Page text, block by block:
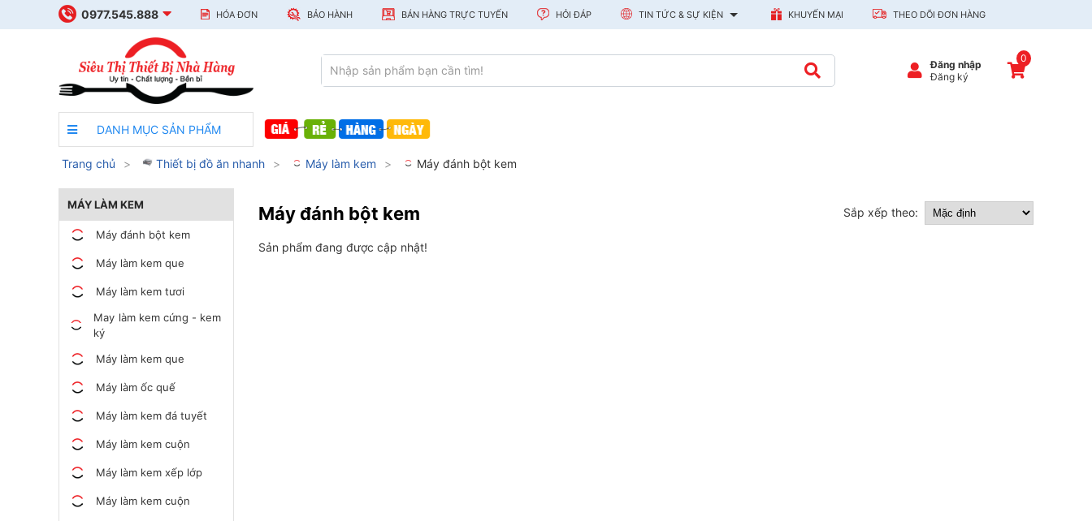
0977.545.888 HÓA ĐƠN BẢO HÀNH BÁN HÀNG TRỰC TUYẾN HỎI ĐÁP TIN TỨC & SỰ KIỆN KHUYẾN MẠI THEO DÕI ĐƠN HÀNG
0
Đăng nhập
Đăng ký
DANH MỤC SẢN PHẨM
Trang chủ Thiết bị đồ ăn nhanh Máy làm kem Máy đánh bột kem
MÁY LÀM KEM
Máy đánh bột kem
Máy làm kem que
Máy làm kem tươi
May làm kem cứng - kem
ký
Máy làm kem que
Máy làm ốc quế
Máy làm kem đá tuyết
Máy làm kem cuộn
Máy làm kem xếp lớp
Máy làm kem cuộn
Máy đánh bột kem Sắp xếp theo:
Sản phẩm đang được cập nhật!